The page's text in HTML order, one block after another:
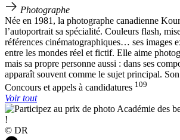
Photographe
Née en 1981, la photographe canadienne
l’autoportrait sa spécialité. Couleurs flash,
références cinématographiques… ses images
entre les mondes réel et fictif. Elle aime
mais sa propre personne aussi : dans ses
apparaît souvent comme le sujet principal.
Concours et appels à candidatures 109
Voir tout
© DR